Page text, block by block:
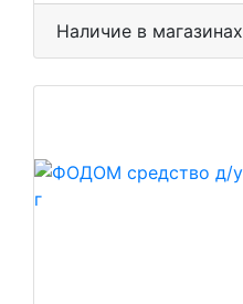
Наличие в магазинах